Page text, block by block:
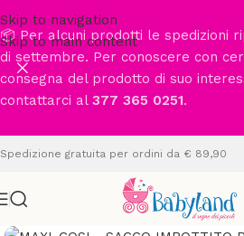
Skip to navigation
Skip to main content
📦 Per alcuni prodotti le spedizioni
di settembre. Per conoscere con
consegna del prodotto di suo
contattarci al 377 365 0251.
Spedizione gratuita per ordini da € 89,90